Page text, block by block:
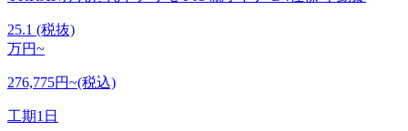
25.1 (税抜)
万円~
276,775円~(税込)
工期1日